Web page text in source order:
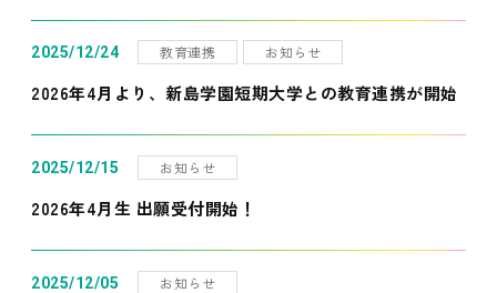
2025/12/24 教育連携 お知らせ
2026年4月より、新島学園短期大学との教育連携が開始
2025/12/15 お知らせ
2026年4月生 出願受付開始！
2025/12/05 お知らせ